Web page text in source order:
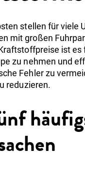
stellen für viele
mit großen
ist
zu nehmen und
Fehler zu
reduzieren.